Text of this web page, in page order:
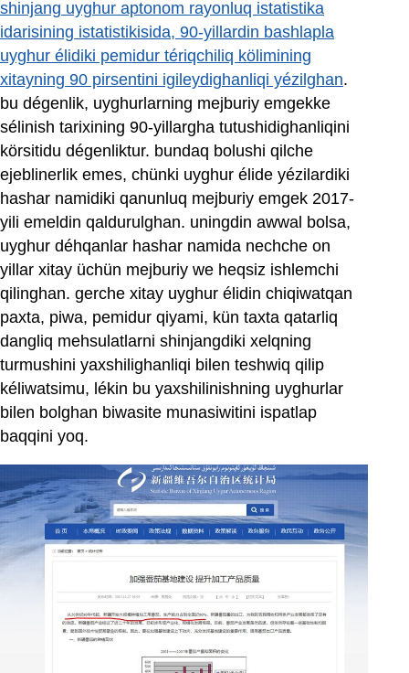
shinjang uyghur aptonom rayonluq istatistika
idarisining istatistikisida, 90-yillardin bashlapla
uyghur élidiki pemidur tériqchiliq kölimining
xitayning 90 pirsentini igileydighanliqi yézilghan.
bu dégenlik, uyghurlarning mejburiy emgekke
sélinish tarixining 90-yillargha tutushidighanliqini
körsitidu dégenliktur. bundaq bolushi qilche
ejeblinerlik emes, chünki uyghur élide yézilardiki
hashar namidiki qanunluq mejburiy emgek 2017-
yili emeldin qaldurulghan. uningdin awwal bolsa,
uyghur déhqanlar hashar namida nechche on
yillar xitay üchün mejburiy we heqsiz ishlemchi
qilinghan. gerche xitay uyghur élidin chiqiwatqan
paxta, piwa, pemidur qiyami, kün taxta qatarliq
dangliq mehsulatlarni shinjangdiki xelqning
turmushini yaxshilighanliqi bilen teshwiq qilip
kéliwatsimu, lékin bu yaxshilinishning uyghurlar
bilen bolghan biwasite munasiwitini ispatlap
baqqini yoq.